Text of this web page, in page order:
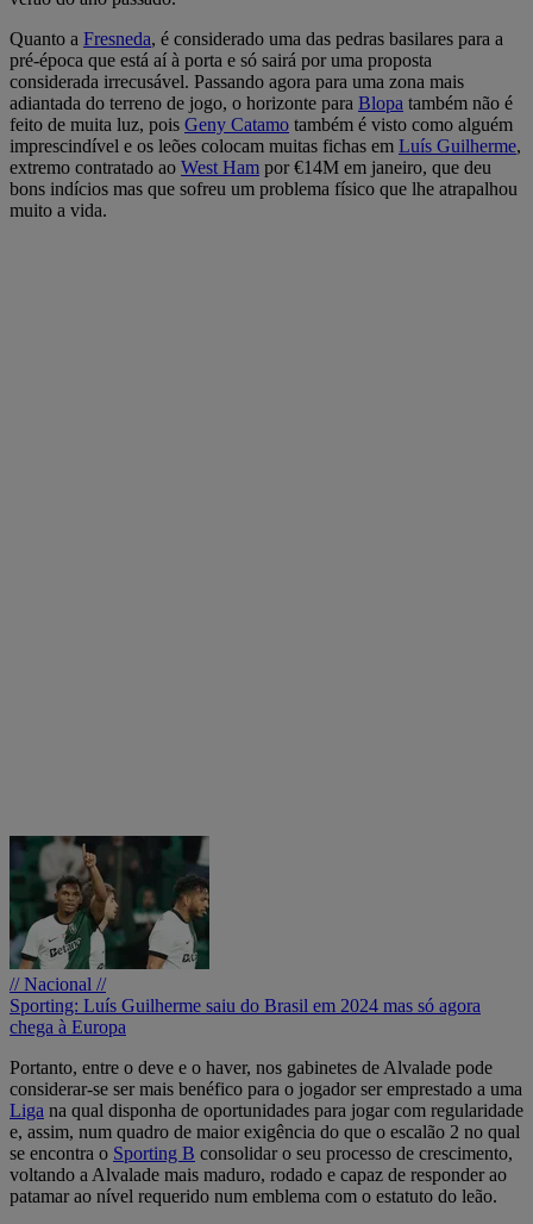
Quanto a Fresneda, é considerado uma das pedras basilares para a
pré-época que está aí à porta e só sairá por uma proposta
considerada irrecusável. Passando agora para uma zona mais
adiantada do terreno de jogo, o horizonte para Blopa também não é
feito de muita luz, pois Geny Catamo também é visto como alguém
imprescindível e os leões colocam muitas fichas em Luís Guilherme,
extremo contratado ao West Ham por €14M em janeiro, que deu
bons indícios mas que sofreu um problema físico que lhe atrapalhou
muito a vida.
// Nacional //
Sporting: Luís Guilherme saiu do Brasil em 2024 mas só agora
chega à Europa
Portanto, entre o deve e o haver, nos gabinetes de Alvalade pode
considerar-se ser mais benéfico para o jogador ser emprestado a uma
Liga na qual disponha de oportunidades para jogar com regularidade
e, assim, num quadro de maior exigência do que o escalão 2 no qual
se encontra o Sporting B consolidar o seu processo de crescimento,
voltando a Alvalade mais maduro, rodado e capaz de responder ao
patamar ao nível requerido num emblema com o estatuto do leão.